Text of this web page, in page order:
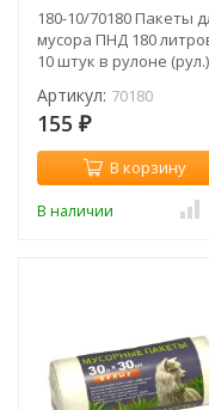
180-10/70180 Пакеты
мусора ПНД 180
10 штук в рулоне (рул.)
Артикул: 70180
155 ₽
В корзину
В наличии